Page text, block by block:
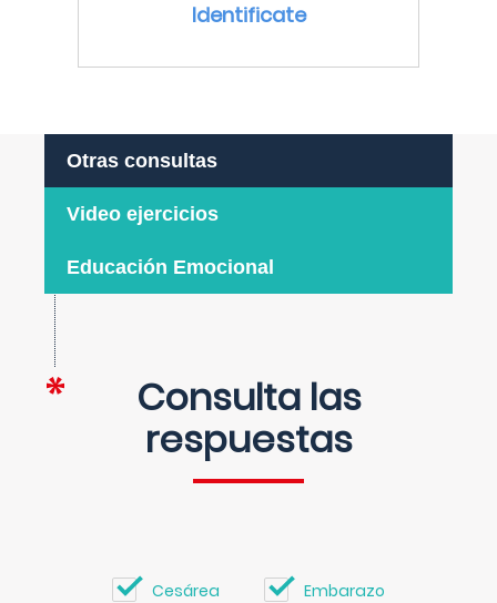
Identificate
Otras consultas
Video ejercicios
Educación Emocional
Consulta las
respuestas
Cesárea Embarazo